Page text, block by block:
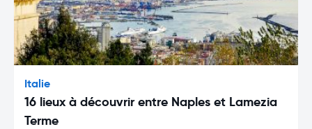
Italie
16 lieux à découvrir entre Naples et Lamezia
Terme